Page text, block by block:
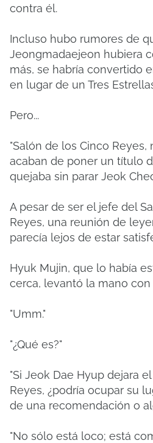
contra él.
Incluso hubo rumores de
Jeongmadaejeon hubiera
más, se habría convertido
en lugar de un Tres
Pero...
"Salón de los Cinco Reyes,
acaban de poner un título
quejaba sin parar Jeok
A pesar de ser el jefe del
Reyes, una reunión de
parecía lejos de estar
Hyuk Mujin, que lo había
cerca, levantó la mano con
"Umm."
"¿Qué es?"
"Si Jeok Dae Hyup dejara
Reyes, ¿podría ocupar su
de una recomendación o
"No sólo está loco; está